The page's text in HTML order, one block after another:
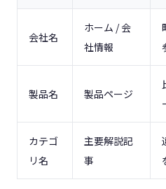
会社名
ホーム / 会
社情報
製品名 製品ページ
カテゴ
リ名
主要解説記
事